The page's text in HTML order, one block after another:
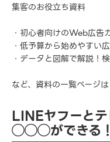
集客のお役立ち資料
・初心者向けのWeb広告
・低予算から始めやすい
・データと図解で解説！
など、資料の一覧ページ
LINEヤフーと
◯◯◯ができる